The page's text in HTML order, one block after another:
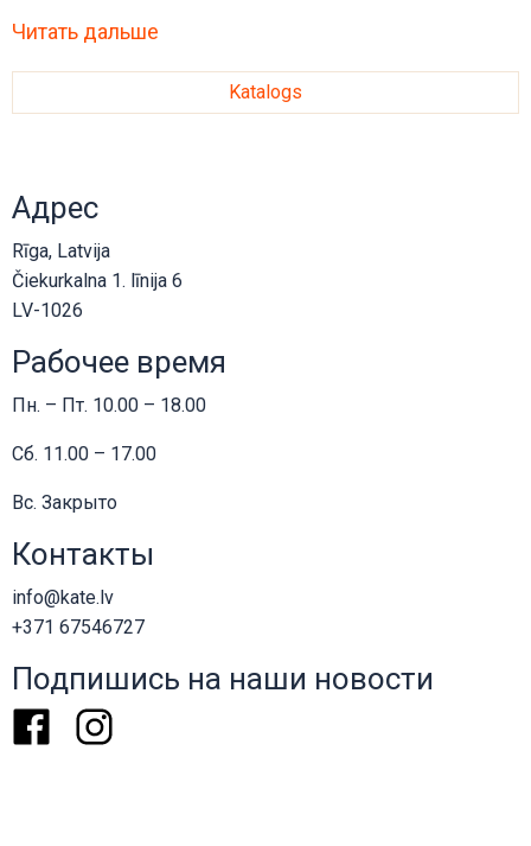
line QuickDry & Airflow», которая обеспечивает
высыхание подушек примерно через 1 час после
дождя. Кресло для отдыха «Sticks» сочетает в
можно отлично комбинировать с остальной
коллекцией «Sticks».
Читать дальше
Katalogs
Адрес
Rīga, Latvija
Čiekurkalna 1. līnija 6
LV-1026
Рабочее время
Пн. – Пт. 10.00 – 18.00
Сб. 11.00 – 17.00
Вс. Закрыто
Контакты
info@kate.lv
+371 67546727
Подпишись на наши новости
FacebookInstagram